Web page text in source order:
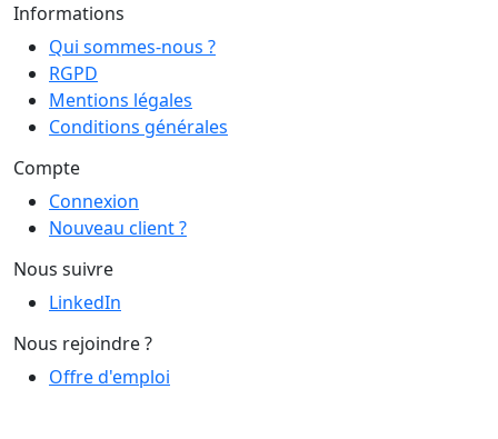
Informations
Qui sommes-nous ?
RGPD
Mentions légales
Conditions générales
Compte
Connexion
Nouveau client ?
Nous suivre
LinkedIn
Nous rejoindre ?
Offre d'emploi